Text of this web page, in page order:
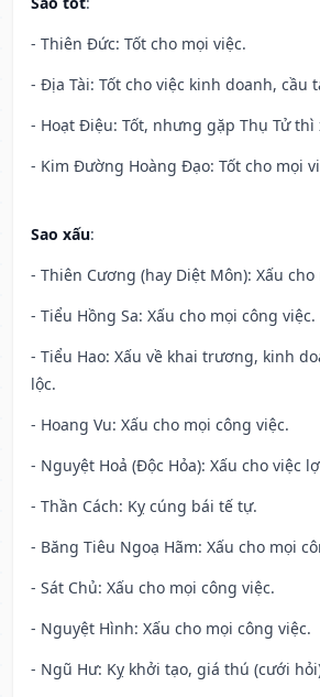
- Thiên Đức: Tốt cho mọi việc.
- Địa Tài: Tốt cho việc kinh doanh, cầu
- Hoạt Điệu: Tốt, nhưng gặp Thụ Tử thì
- Kim Đường Hoàng Đạo: Tốt cho mọi
Sao xấu:
- Thiên Cương (hay Diệt Môn): Xấu
- Tiểu Hồng Sa: Xấu cho mọi công việc.
- Tiểu Hao: Xấu về khai trương, kinh
lộc.
- Hoang Vu: Xấu cho mọi công việc.
- Nguyệt Hoả (Độc Hỏa): Xấu cho việc
- Thần Cách: Kỵ cúng bái tế tự.
- Băng Tiêu Ngoạ Hãm: Xấu cho mọi
- Sát Chủ: Xấu cho mọi công việc.
- Nguyệt Hình: Xấu cho mọi công việc.
- Ngũ Hư: Kỵ khởi tạo, giá thú (cưới